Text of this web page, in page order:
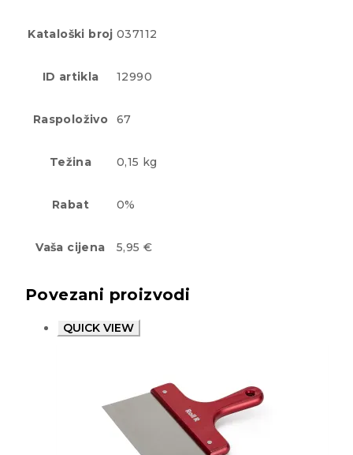
Kataloški broj 037112
ID artikla 12990
Raspoloživo 67
Težina 0,15 kg
Rabat 0%
Vaša cijena 5,95 €
Povezani proizvodi
QUICK VIEW